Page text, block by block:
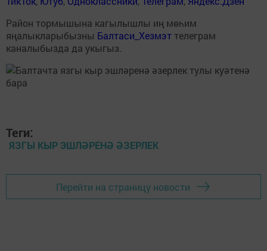
Район тормышына кагылышлы иң мөһим
яңалыкларыбызны Балтаси_Хезмэт телеграм
каналыбызда да укыгыз.
Теги:
ЯЗГЫ КЫР ЭШЛӘРЕНӘ ӘЗЕРЛЕК
Перейти на страницу новости